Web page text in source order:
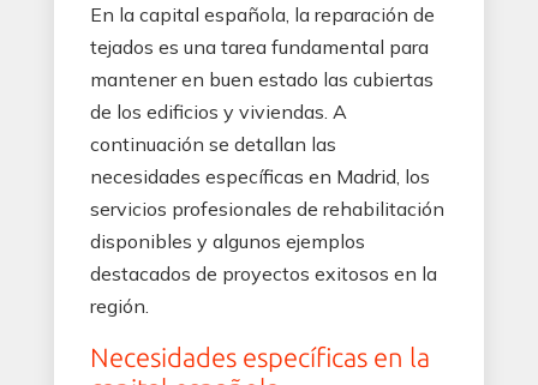
En la capital española, la reparación de
tejados es una tarea fundamental para
mantener en buen estado las cubiertas
de los edificios y viviendas. A
continuación se detallan las
necesidades específicas en Madrid, los
servicios profesionales de rehabilitación
disponibles y algunos ejemplos
destacados de proyectos exitosos en la
región.
Necesidades específicas en la